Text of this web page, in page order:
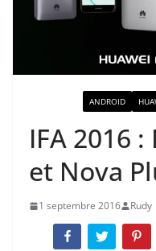
ANDROID
IFA 2016
et Nova
1 septembre 2016 Rudy